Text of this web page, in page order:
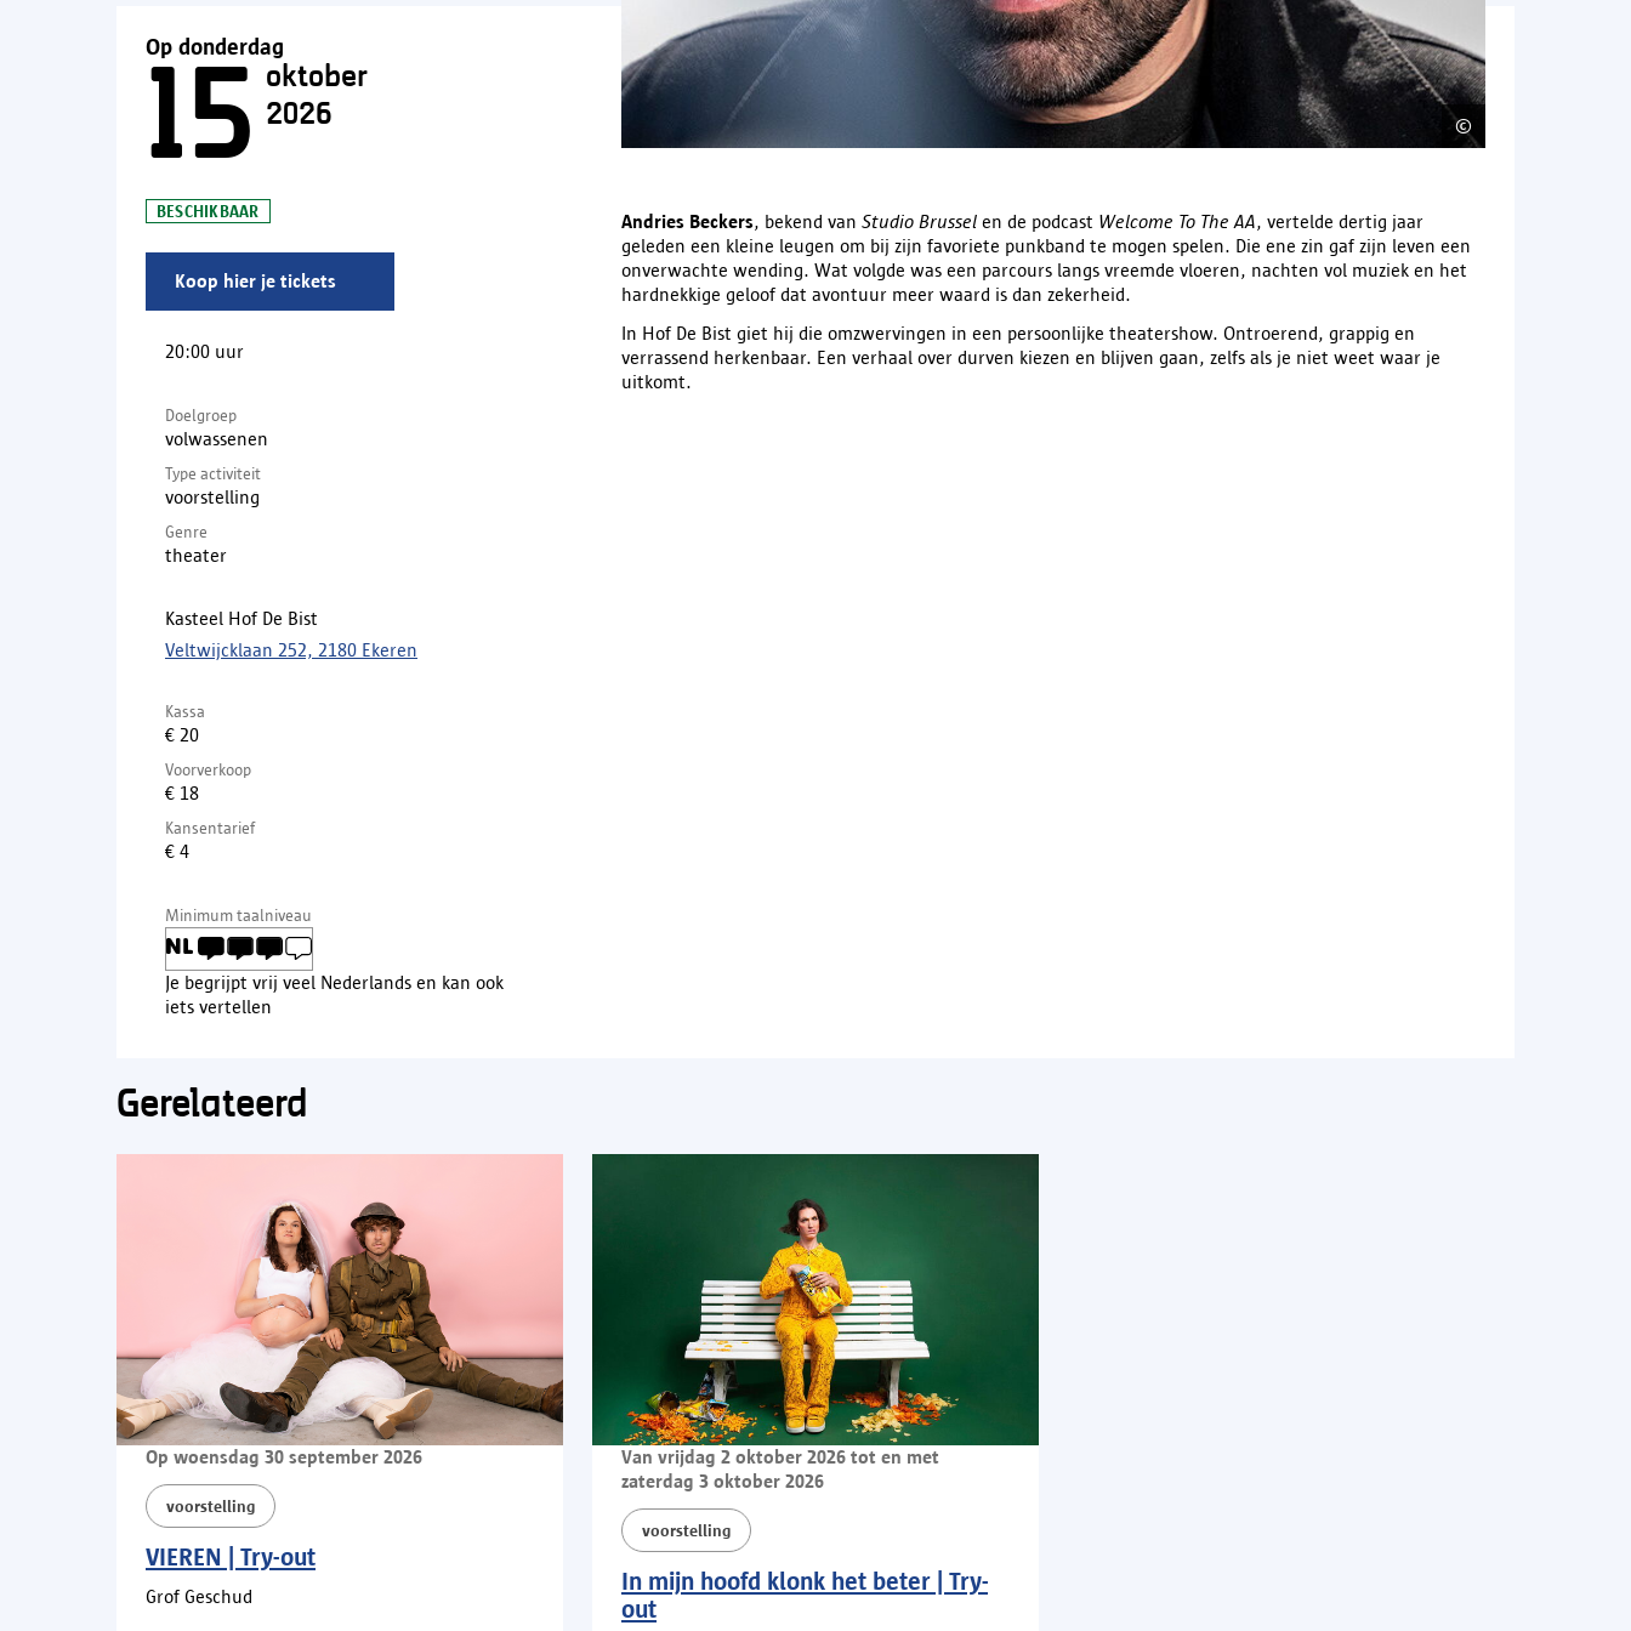
©
Op donderdag
15
oktober
2026
BESCHIKBAAR
Koop hier je tickets
20:00 uur
Doelgroep
volwassenen
Type activiteit
voorstelling
Genre
theater
Kasteel Hof De Bist
Veltwijcklaan 252, 2180 Ekeren
Kassa
€ 20
Voorverkoop
€ 18
Kansentarief
€ 4
Minimum taalniveau
Je begrijpt vrij veel Nederlands en kan ook
iets vertellen
Andries Beckers, bekend van Studio Brussel en de podcast Welcome To The AA, vertelde dertig jaar
geleden een kleine leugen om bij zijn favoriete punkband te mogen spelen. Die ene zin gaf zijn leven een
onverwachte wending. Wat volgde was een parcours langs vreemde vloeren, nachten vol muziek en het
hardnekkige geloof dat avontuur meer waard is dan zekerheid.
In Hof De Bist giet hij die omzwervingen in een persoonlijke theatershow. Ontroerend, grappig en
verrassend herkenbaar. Een verhaal over durven kiezen en blijven gaan, zelfs als je niet weet waar je
uitkomt.
Gerelateerd
Op woensdag 30 september 2026
voorstelling
VIEREN | Try-out
Grof Geschud
Van vrijdag 2 oktober 2026 tot en met
zaterdag 3 oktober 2026
voorstelling
In mijn hoofd klonk het beter | Try-
out